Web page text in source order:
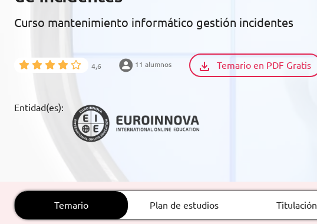
BECAS Y
ORIENTACIÓN
CONTACTO ES
Diplomados
Certificados de
Profesionalidad
Curso mantenimiento informático gestión incidentes
4,6 11 alumnos Temario en PDF Gratis
Entidad(es):
Temario Plan de estudios Titulación